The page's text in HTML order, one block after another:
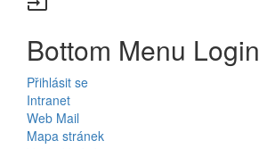
Bottom Menu Login
Přihlásit se
Intranet
Web Mail
Mapa stránek